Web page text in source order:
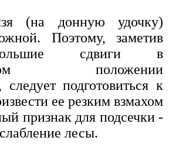
(на донную удочку)
Поэтому, заметив
сдвиги в
положении
следует подготовиться к
ее резким взмахом
признак для подсечки -
лесы.